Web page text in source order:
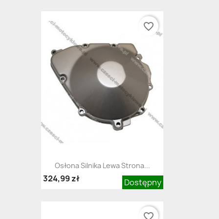
Osłona Silnika Lewa Strona...
Dostępny
324,99 zł
favorite_border
favorite_border